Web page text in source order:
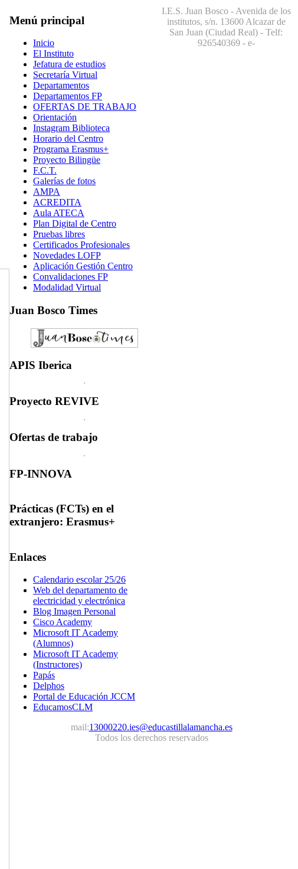
Menú principal
Inicio
El Instituto
Jefatura de estudios
Secretaría Virtual
Departamentos
Departamentos FP
OFERTAS DE TRABAJO
Orientación
Instagram Biblioteca
Horario del Centro
Programa Erasmus+
Proyecto Bilingüe
F.C.T.
Galerías de fotos
AMPA
ACREDITA
Aula ATECA
Plan Digital de Centro
Pruebas libres
Certificados Profesionales
Novedades LOFP
Aplicación Gestión Centro
Convalidaciones FP
Modalidad Virtual
Juan Bosco Times
APIS Iberica
Proyecto REVIVE
Ofertas de trabajo
FP-INNOVA
Prácticas (FCTs) en el
extranjero: Erasmus+
Enlaces
Calendario escolar 25/26
Web del departamento de
electricidad y electrónica
Blog Imagen Personal
Cisco Academy
Microsoft IT Academy
(Alumnos)
Microsoft IT Academy
(Instructores)
Papás
Delphos
Portal de Educación JCCM
EducamosCLM
I.E.S. Juan Bosco - Avenida de los
institutos, s/n. 13600 Alcazar de
San Juan (Ciudad Real) - Telf:
926540369- e-
mail:13000220.ies@educastillalamancha.es
Todos los derechos reservados